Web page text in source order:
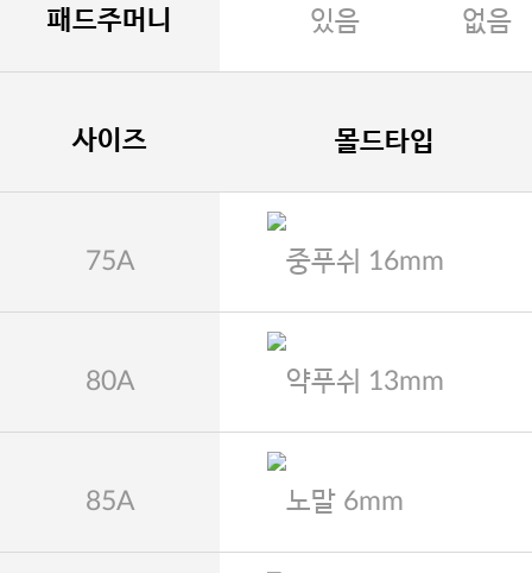
패드주머니 있음 없음
사이즈 몰드타입
75A 중푸쉬 16mm
80A 약푸쉬 13mm
85A 노말 6mm